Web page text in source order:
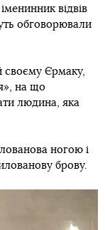
відвів
обговорювали
своєму Єрмаку,
на що
людина, яка
ногою і
брову.